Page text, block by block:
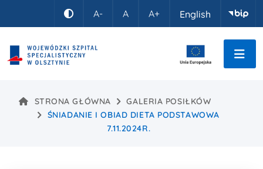
Kontrast
A- A A+ English
STRONA GŁÓWNA
GALERIA POSIŁKÓW
ŚNIADANIE I OBIAD DIETA PODSTAWOWA
7.11.2024R.